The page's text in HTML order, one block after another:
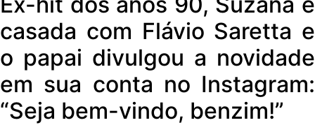
casada com Flávio Saretta e
o papai divulgou a novidade
em sua conta no Instagram:
“Seja bem-vindo, benzim!”